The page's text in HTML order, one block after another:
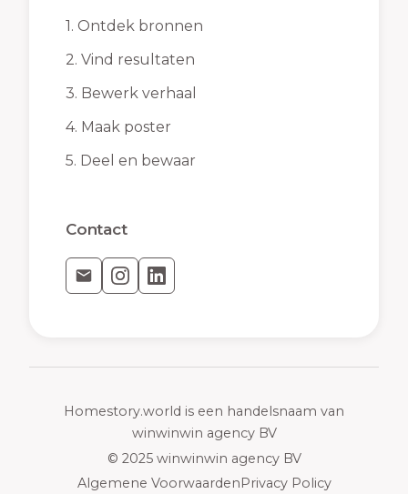
1. Ontdek bronnen
2. Vind resultaten
3. Bewerk verhaal
4. Maak poster
5. Deel en bewaar
Contact
Homestory.world is een handelsnaam van
winwinwin agency BV
© 2025 winwinwin agency BV
Algemene VoorwaardenPrivacy Policy